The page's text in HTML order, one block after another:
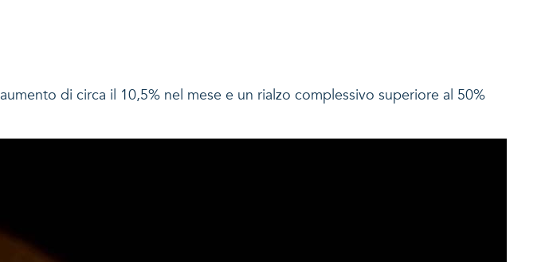
di circa il 10,5% nel mese e un rialzo complessivo superiore al 50%